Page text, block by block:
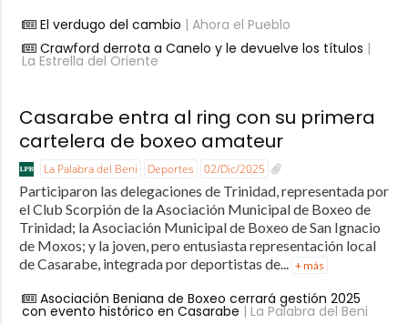
El verdugo del cambio | Ahora el Pueblo
Crawford derrota a Canelo y le devuelve los títulos |
La Estrella del Oriente
Casarabe entra al ring con su primera
cartelera de boxeo amateur
La Palabra del Beni Deportes 02/Dic/2025
Participaron las delegaciones de Trinidad, representada por
el Club Scorpión de la Asociación Municipal de Boxeo de
Trinidad; la Asociación Municipal de Boxeo de San Ignacio
de Moxos; y la joven, pero entusiasta representación local
de Casarabe, integrada por deportistas de... + más
Asociación Beniana de Boxeo cerrará gestión 2025
con evento histórico en Casarabe | La Palabra del Beni